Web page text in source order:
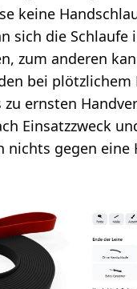
keine
sich die Schlaufe
zum anderen
bei plötzlichem
zu ernsten
Einsatzzweck
nichts gegen eine